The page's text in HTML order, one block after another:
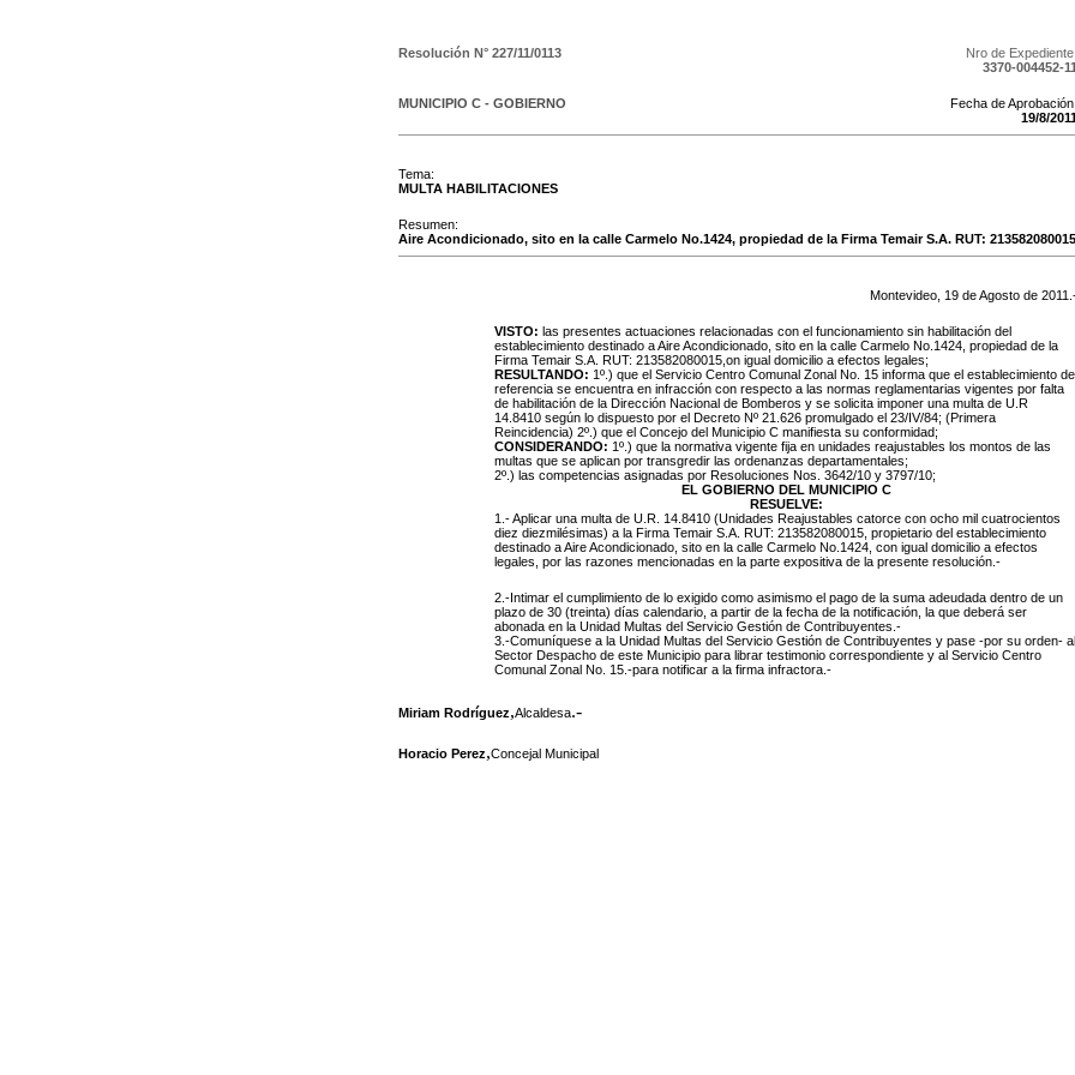
Resolución N° 227/11/0113
Nro de
3370-004452-
MUNICIPIO C - GOBIERNO
Fecha de
19/8/
Tema:
MULTA HABILITACIONES
Resumen:
Aire Acondicionado, sito en la calle Carmelo No.1424, propiedad de la Firma Temair S.A. RUT: 213582080015
Montevideo, 19 deAgosto de 2011
VISTO: las presentes actuaciones relacionadas con el funcionamiento sin habilitación del
establecimiento destinado a Aire Acondicionado, sito en la calle Carmelo No.1424, propiedad de la
Firma Temair S.A. RUT: 213582080015,on igual domicilio a efectos legales;
RESULTANDO: 1º.) que el Servicio Centro Comunal Zonal No. 15 informa que el establecimiento de
referencia se encuentra en infracción con respecto a las normas reglamentarias vigentes por falta
de habilitación de la Dirección Nacional de Bomberos y se solicita imponer una multa de U.R
14.8410 según lo dispuesto por el Decreto Nº 21.626 promulgado el 23/IV/84; (Primera
Reincidencia) 2º.) que el Concejo del Municipio C manifiesta su conformidad;
CONSIDERANDO: 1º.) que la normativa vigente fija en unidades reajustables los montos de las
multas que se aplican por transgredir las ordenanzas departamentales;
2º.) las competencias asignadas por Resoluciones Nos. 3642/10 y 3797/10;
EL GOBIERNO DEL MUNICIPIO C
RESUELVE:
1.- Aplicar una multa de U.R. 14.8410 (Unidades Reajustables catorce con ocho mil cuatrocientos
diez diezmilésimas) a la Firma Temair S.A. RUT: 213582080015, propietario del establecimiento
destinado a Aire Acondicionado, sito en la calle Carmelo No.1424, con igual domicilio a efectos
legales, por las razones mencionadas en la parte expositiva de la presente resolución.-
2.-Intimar el cumplimiento de lo exigido como asimismo el pago de la suma adeudada dentro de un
plazo de 30 (treinta) días calendario, a partir de la fecha de la notificación, la que deberá ser
abonada en la Unidad Multas del Servicio Gestión de Contribuyentes.-
3.-Comuníquese a la Unidad Multas del Servicio Gestión de Contribuyentes y pase -por su orden- al
Sector Despacho de este Municipio para librar testimonio correspondiente y al Servicio Centro
Comunal Zonal No. 15.-para notificar a la firma infractora.-
Miriam Rodríguez,Alcaldesa.-
Horacio Perez,Concejal Municipal